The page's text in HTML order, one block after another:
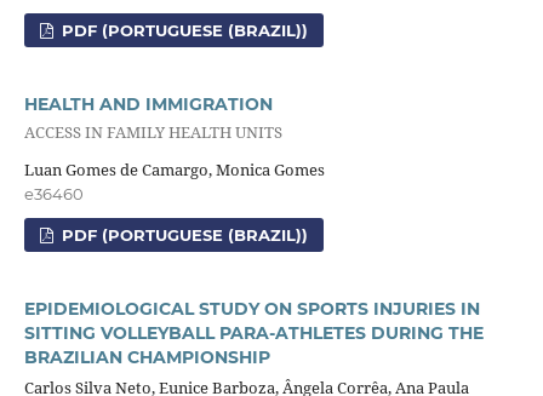
PDF (PORTUGUESE (BRAZIL))
HEALTH AND IMMIGRATION
ACCESS IN FAMILY HEALTH UNITS
Luan Gomes de Camargo, Monica Gomes
e36460
PDF (PORTUGUESE (BRAZIL))
EPIDEMIOLOGICAL STUDY ON SPORTS INJURIES IN
SITTING VOLLEYBALL PARA-ATHLETES DURING THE
BRAZILIAN CHAMPIONSHIP
Carlos Silva Neto, Eunice Barboza, Ângela Corrêa, Ana Paula